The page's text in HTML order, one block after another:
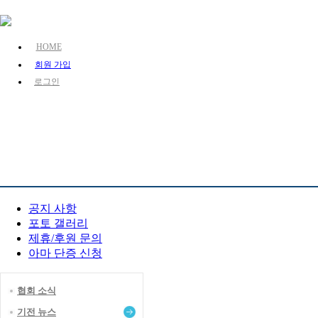
HOME
회원 가입
로그인
공지 사항
포토 갤러리
제휴/후원 문의
아마 단증 신청
협회 소식
기전 뉴스